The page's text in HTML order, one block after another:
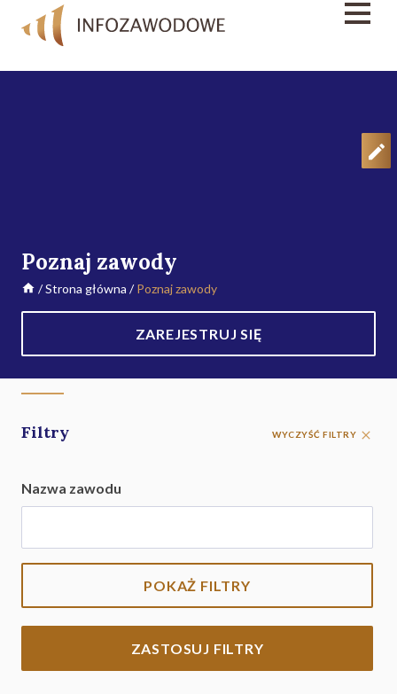
Poznaj zawody
/Strona główna /Poznaj zawody
ZAREJESTRUJ SIĘ
Filtry WYCZYŚĆ FILTRY
Nazwa zawodu
POKAŻ FILTRY
ZASTOSUJ FILTRY